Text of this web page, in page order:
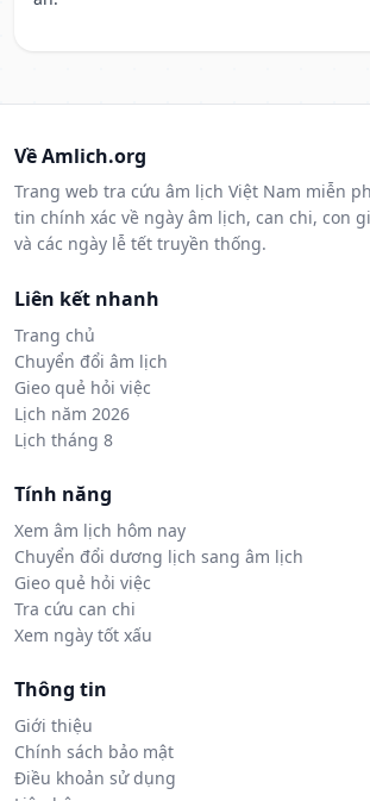
Về Amlich.org
Trang web tra cứu âm lịch Việt Nam miễn
tin chính xác về ngày âm lịch, can chi, con
và các ngày lễ tết truyền thống.
Liên kết nhanh
Trang chủ
Chuyển đổi âm lịch
Gieo quẻ hỏi việc
Lịch năm 2026
Lịch tháng 8
Tính năng
Xem âm lịch hôm nay
Chuyển đổi dương lịch sang âm lịch
Gieo quẻ hỏi việc
Tra cứu can chi
Xem ngày tốt xấu
Thông tin
Giới thiệu
Chính sách bảo mật
Điều khoản sử dụng